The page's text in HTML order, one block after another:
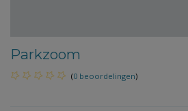
Parkzoom
(0 beoordelingen)